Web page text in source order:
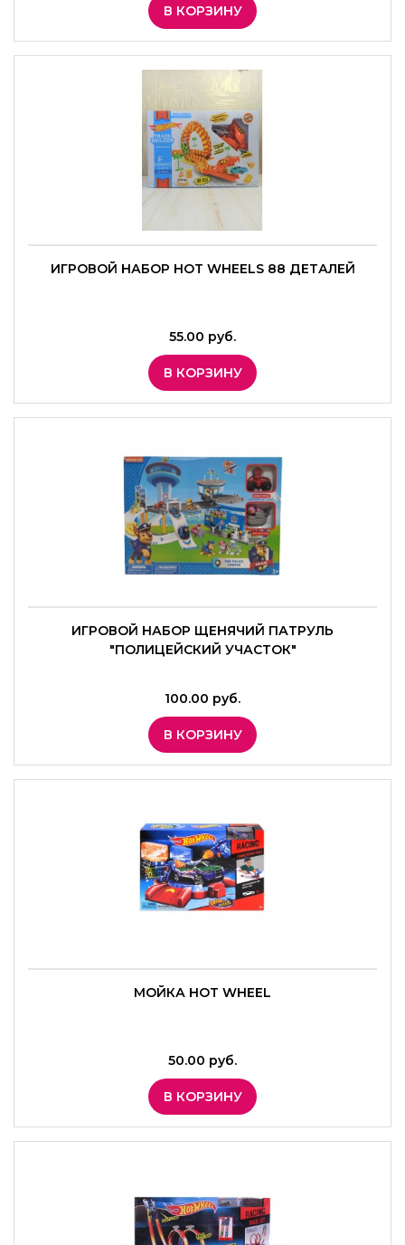
В КОРЗИНУ
ИГРОВОЙ НАБОР HOT WHEELS 88 ДЕТАЛЕЙ
55.00 руб.
В КОРЗИНУ
ИГРОВОЙ НАБОР ЩЕНЯЧИЙ ПАТРУЛЬ
"ПОЛИЦЕЙСКИЙ УЧАСТОК"
100.00 руб.
В КОРЗИНУ
МОЙКА HOT WHEEL
50.00 руб.
В КОРЗИНУ